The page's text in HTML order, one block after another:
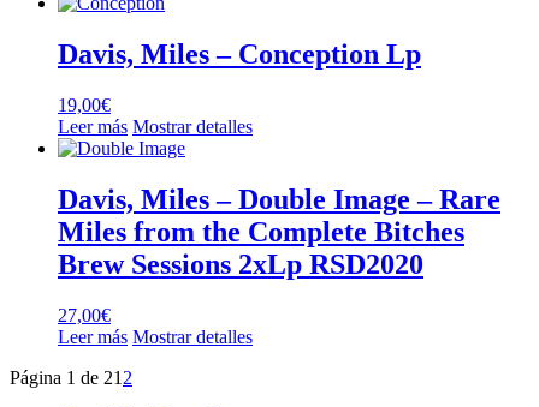
Davis, Miles – Conception Lp
19,00€
Leer más Mostrar detalles
Davis, Miles – Double Image – Rare
Miles from the Complete Bitches
Brew Sessions 2xLp RSD2020
27,00€
Leer más Mostrar detalles
Página 1 de 21 2